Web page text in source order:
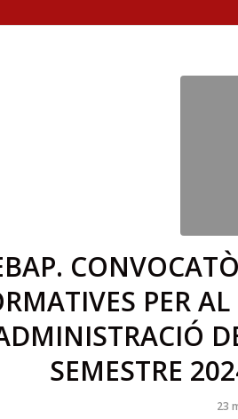
PER
SEMESTRE
23